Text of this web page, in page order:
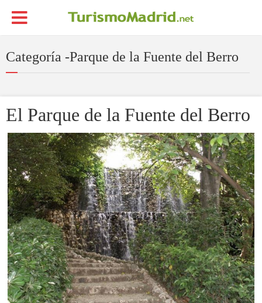
Categoría -Parque de la Fuente del Berro
El Parque de la Fuente del Berro